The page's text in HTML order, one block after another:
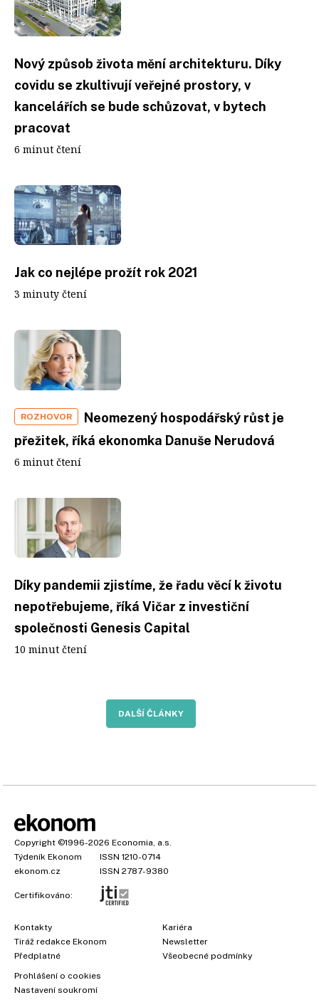
Nový způsob života mění architekturu. Díky
covidu se zkultivují veřejné prostory, v
kancelářích se bude schůzovat, v bytech
pracovat
6 minut čtení
Jak co nejlépe prožít rok 2021
3 minuty čtení
ROZHOVOR
Neomezený hospodářský růst je
přežitek, říká ekonomka Danuše Nerudová
6 minut čtení
Díky pandemii zjistíme, že řadu věcí k životu
nepotřebujeme, říká Vičar z investiční
společnosti Genesis Capital
10 minut čtení
DALŠÍ ČLÁNKY
Copyright ©1996-2026 Economia, a.s.
Týdeník Ekonom
ISSN 1210-0714
ekonom.cz
ISSN 2787-9380
Certifikováno:
Kontakty
Tiráž redakce Ekonom
Předplatné
Kariéra
Newsletter
Všeobecné podmínky
Prohlášení o cookies
Nastavení soukromí